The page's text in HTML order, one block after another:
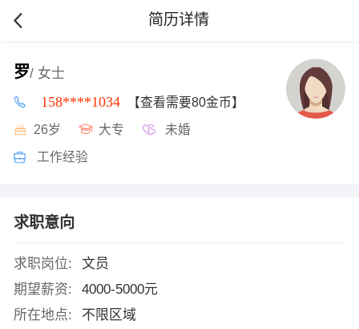
简历详情
罗/ 女士
158****1034 【查看需要80金币】
26岁 大专 未婚
工作经验
求职意向
求职岗位:
文员
期望薪资:
4000-5000元
所在地点:
不限区域